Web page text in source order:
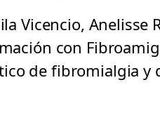
Vicencio, Anelisse
con
de fibromialgia y